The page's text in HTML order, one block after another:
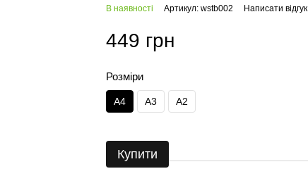
В наявності Артикул: wstb002 Написати відгук
449 грн
Розміри
А4 А3 А2
Купити